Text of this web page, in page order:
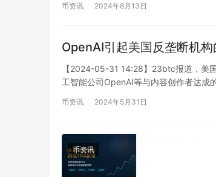
币资讯 2024年8月13日
OpenAI引起美国反垄断机
【2024-05-31 14:28】23btc报道，美
工智能公司OpenAI等与内容创作者达成
币资讯 2024年5月31日
币资讯